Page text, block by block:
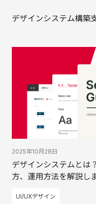
ンバーの学習効率
来的なAIとの協
要な要素となって
デザインシステム構築
2025年10月28日
デザインシステムとは
方、運用方法を解説し
UI/UXデザイン